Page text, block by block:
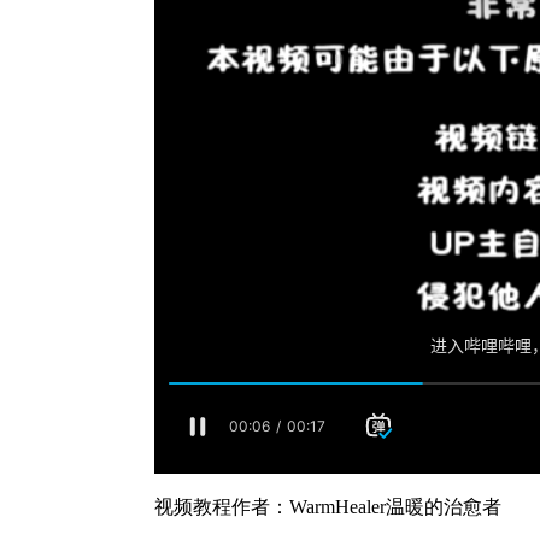
视频教程作者：WarmHealer温暖的治愈者